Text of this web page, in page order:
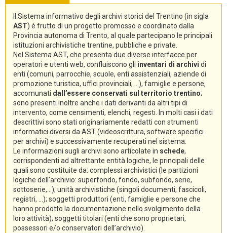
Il Sistema informativo degli archivi storici del Trentino (in sigla
AST) è frutto di un progetto promosso e coordinato dalla
Provincia autonoma di Trento, al quale partecipano le principali
istituzioni archivistiche trentine, pubbliche e private.
Nel Sistema AST, che presenta due diverse interfacce per
operatori e utenti web, confluiscono gli inventari di archivi di
enti (comuni, parrocchie, scuole, enti assistenziali, aziende di
promozione turistica, uffici provinciali, ...), famiglie e persone,
accomunati dall’essere conservati sul territorio trentino;
sono presenti inoltre anche i dati derivanti da altri tipi di
intervento, come censimenti, elenchi, regesti. In molti casi i dati
descrittivi sono stati originariamente redatti con strumenti
informatici diversi da AST (videoscrittura, software specifici
per archivi) e successivamente recuperati nel sistema.
Le informazioni sugli archivi sono articolate in schede,
corrispondenti ad altrettante entità logiche, le principali delle
quali sono costituite da: complessi archivistici (le partizioni
logiche dell’archivio: superfondo, fondo, subfondo, serie,
sottoserie,...); unità archivistiche (singoli documenti, fascicoli,
registri, ...); soggetti produttori (enti, famiglie e persone che
hanno prodotto la documentazione nello svolgimento della
loro attività); soggetti titolari (enti che sono proprietari,
possessori e/o conservatori dell’archivio).